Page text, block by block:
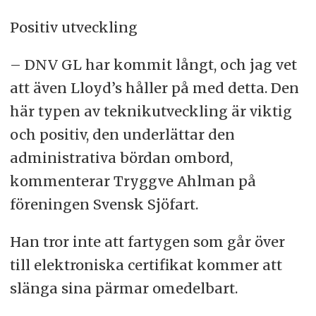
Positiv utveckling
– DNV GL har kommit långt, och jag vet
att även Lloyd’s håller på med detta. Den
här typen av teknikutveckling är viktig
och positiv, den underlättar den
administrativa bördan ombord,
kommenterar Tryggve Ahlman på
föreningen Svensk Sjöfart.
Han tror inte att fartygen som går över
till elektroniska certifikat kommer att
slänga sina pärmar omedelbart.